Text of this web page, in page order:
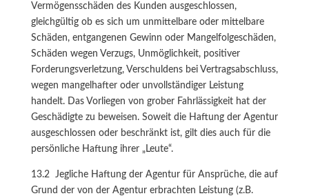
Vermögensschäden des Kunden ausgeschlossen,
gleichgültig ob es sich um unmittelbare oder mittelbare
Schäden, entgangenen Gewinn oder Mangelfolgeschäden,
Schäden wegen Verzugs, Unmöglichkeit, positiver
Forderungsverletzung, Verschuldens bei Vertragsabschluss,
wegen mangelhafter oder unvollständiger Leistung
handelt. Das Vorliegen von grober Fahrlässigkeit hat der
Geschädigte zu beweisen. Soweit die Haftung der Agentur
ausgeschlossen oder beschränkt ist, gilt dies auch für die
persönliche Haftung ihrer „Leute“.
13.2 Jegliche Haftung der Agentur für Ansprüche, die auf
Grund der von der Agentur erbrachten Leistung (z.B.